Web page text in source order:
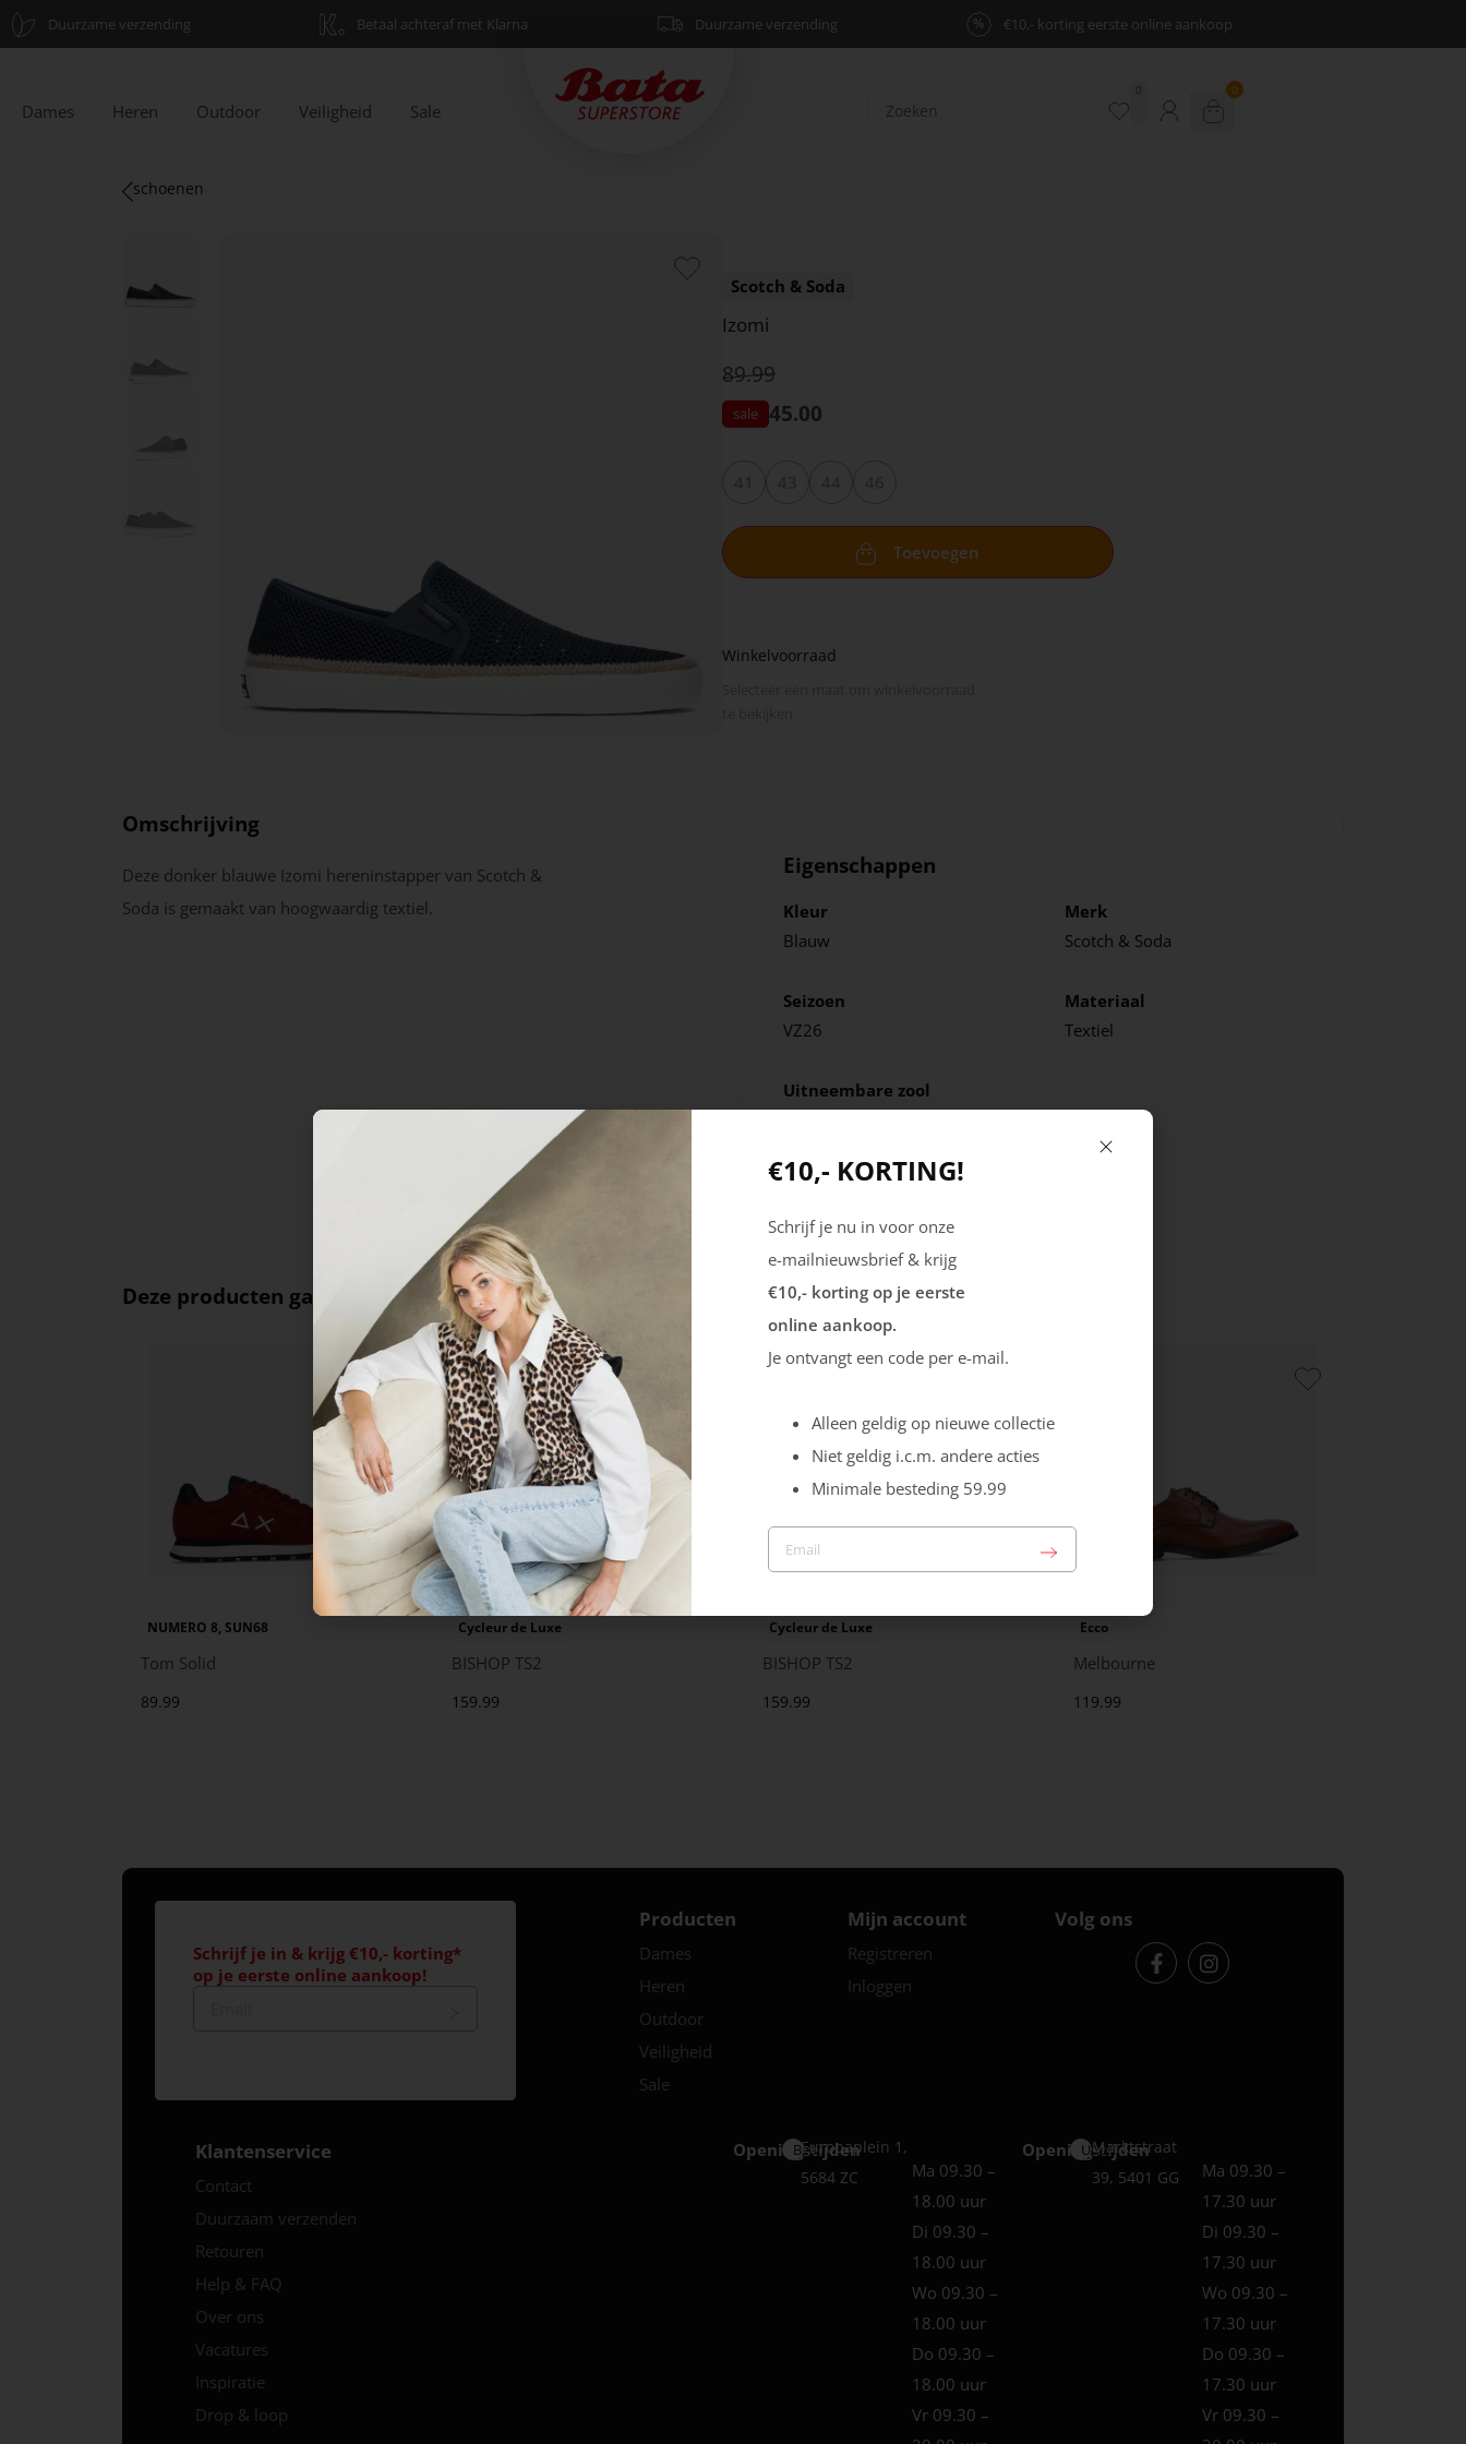
Duurzame verzending Betaal achteraf met Klarna Duurzame verzending % €10,- korting eerste online aankoop
Dames Heren Outdoor Veiligheid Sale
0 0
schoenen
Scotch & Soda
Izomi
89.99
45.00
Toevoegen
Winkelvoorraad
Omschrijving
Deze donker blauwe Izomi hereninstapper van Scotch &
Soda is gemaakt van hoogwaardig textiel.
Eigenschappen
Kleur
Blauw
Merk
Scotch & Soda
Seizoen
VZ26
Materiaal
Textiel
Uitneembare zool
Deze producten ga je leuk vinden
NUMERO 8, SUN68
Tom Solid
89.99
Cycleur de Luxe
BISHOP TS2
159.99
Cycleur de Luxe
BISHOP TS2
159.99
Ecco
Melbourne
119.99
Schrijf je in & krijg €10,- korting*
op je eerste online aankoop!
Producten
Dames
Heren
Outdoor
Veiligheid
Sale
Mijn account
Registreren
Inloggen
Volg ons
Klantenservice
Contact
Duurzaam verzenden
Retouren
Help & FAQ
Over ons
Vacatures
Inspiratie
Drop & loop
Openingstijden
Best
Europaplein 1,
5684 ZC
Ma 09.30 –
18.00 uur
Di 09.30 –
18.00 uur
Wo 09.30 –
18.00 uur
Do 09.30 –
18.00 uur
Vr 09.30 –
Openingstijden
Uden
Marktstraat
39, 5401 GG
Ma 09.30 –
17.30 uur
Di 09.30 –
17.30 uur
Wo 09.30 –
17.30 uur
Do 09.30 –
17.30 uur
Vr 09.30 –
€10,- KORTING!
Schrijf je nu in voor onze
e-mailnieuwsbrief & krijg
€10,- korting op je eerste
online aankoop.
Je ontvangt een code per e-mail.
Alleen geldig op nieuwe collectie
Niet geldig i.c.m. andere acties
Minimale besteding 59.99